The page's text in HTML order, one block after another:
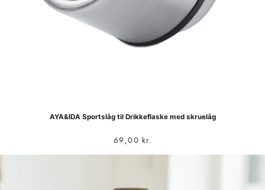
AYA&IDA Sportslåg til Drikkeflaske med skruelåg
69,00 kr.